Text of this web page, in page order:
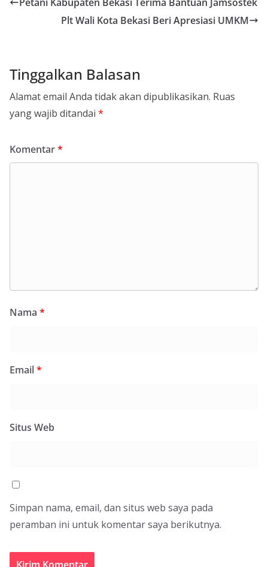
Plt Wali Kota Bekasi Beri Apresiasi UMKM
Tinggalkan Balasan
Alamat email Anda tidak akan dipublikasikan. Ruas
yang wajib ditandai *
Komentar*
Nama *
Email*
Situs Web
Simpan nama, email, dan situs web saya pada
peramban ini untuk komentar saya berikutnya.